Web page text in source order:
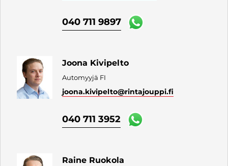
040 711 9897
Joona Kivipelto
Automyyjä FI
joona.kivipelto@rintajouppi.fi
040 711 3952
Raine Ruokola